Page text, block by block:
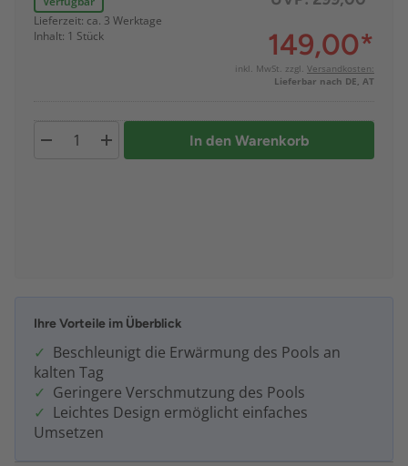
Lieferzeit: ca. 3 Werktage
Inhalt: 1 Stück
149,00*
inkl. MwSt. zzgl. Versandkosten:
Lieferbar nach DE, AT
In den Warenkorb
Ihre Vorteile im Überblick
Beschleunigt die Erwärmung des Pools an
kalten Tag
Geringere Verschmutzung des Pools
Leichtes Design ermöglicht einfaches
Umsetzen